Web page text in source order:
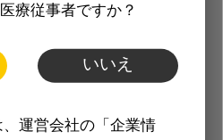
療従事者ですか？
いいえ
、運営会社の「企業情